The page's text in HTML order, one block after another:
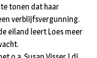
tonen dat haar
verblijfsvergunning.
eiland leert Loes meer